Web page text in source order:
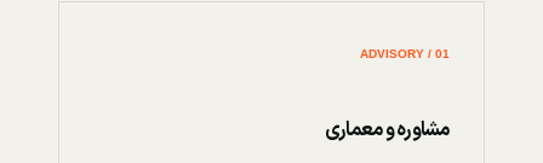
01 / ADVISORY
مشاوره و معماری